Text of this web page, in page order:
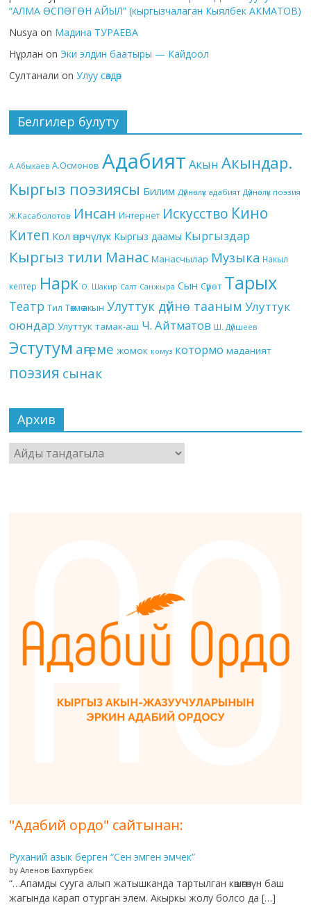
“АЛМА ӨСПӨГӨН АЙЫЛ” (кыргызчалаган Кыялбек АКМАТОВ)
Nusya on Мадина ТУРАЕВА
Нұрлан on Эки элдин баатыры — Кайдоол
Султанали onУлуу сөздөр
Белгилер булуту
А.Абыкаев А.Осмонов Адабият Акын Акындар.
Кыргыз поэзиясы Билим Дүйнөлүк адабият Дүйнөлүк поэзия
Ж.Касаболотов Инсан Интернет Искусство Кино
Китеп Кол өнөрчүлүк Кыргыз даамы Кыргыздар
Кыргыз тили Манас Манасчылар Музыка Накыл
кептер Нарк О. Шакир Салт Санжыра Сын Сүрөт Тарых
Театр Тил Төкмө акын Улуттук дүйнө тааным Улуттук
оюндар Улуттук тамак-аш Ч. Айтматов Ш. Дүйшеев
Эстутум аңгеме жомок комуз котормо маданият
поэзия сынак
Архив
Архив
"Адабий ордо" сайтынан:
Руханий азык берген “Сен эмген эмчек”
by Аленов Бахпурбек
“…Апамды сууга алып жатышканда тартылган көшөгөнүн баш
жагында карап отурган элем. Акыркы жолу болсо да […]